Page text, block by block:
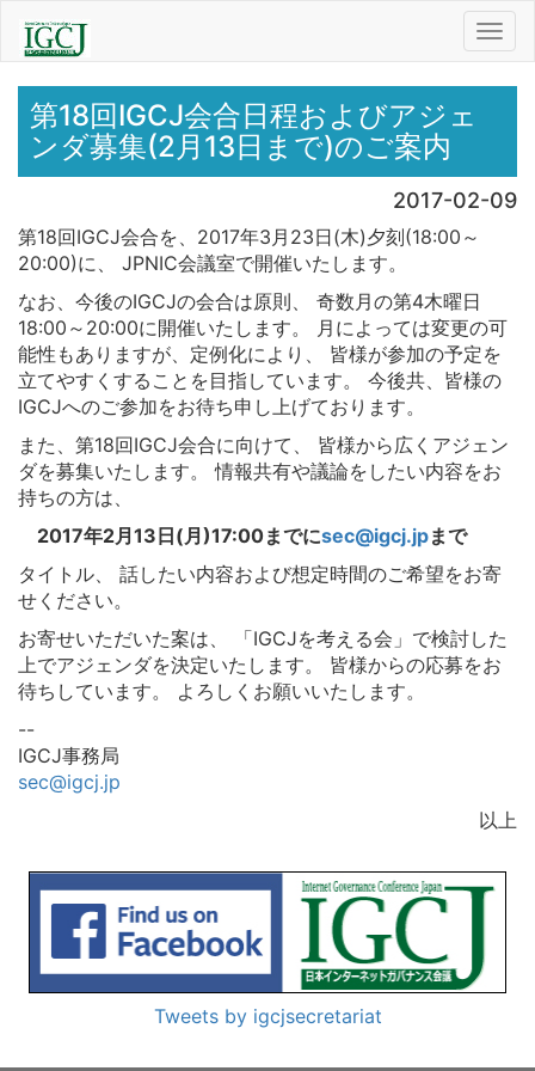
第18回IGCJ会合日程およびアジェ
ンダ募集(2月13日まで)のご案内
2017-02-09
第18回IGCJ会合を、2017年3月23日(木)夕刻(18:00～
20:00)に、 JPNIC会議室で開催いたします。
なお、今後のIGCJの会合は原則、 奇数月の第4木曜日
18:00～20:00に開催いたします。 月によっては変更の可
能性もありますが、定例化により、 皆様が参加の予定を
立てやすくすることを目指しています。 今後共、皆様の
IGCJへのご参加をお待ち申し上げております。
また、第18回IGCJ会合に向けて、 皆様から広くアジェン
ダを募集いたします。 情報共有や議論をしたい内容をお
持ちの方は、
2017年2月13日(月)17:00までにsec@igcj.jpまで
タイトル、 話したい内容および想定時間のご希望をお寄
せください。
お寄せいただいた案は、 「IGCJを考える会」で検討した
上でアジェンダを決定いたします。 皆様からの応募をお
待ちしています。 よろしくお願いいたします。
--
IGCJ事務局
sec@igcj.jp
以上
Tweets by igcjsecretariat